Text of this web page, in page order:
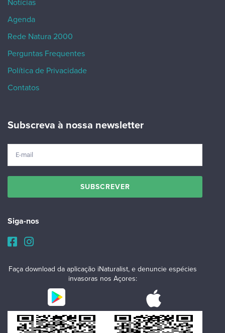
Notícias
Agenda
Rede Natura 2000
Perguntas Frequentes
Política de Privacidade
Contatos
Subscreva à nossa newsletter
Siga-nos
Faça download da aplicação iNaturalist, e denuncie espécies
invasoras nos Açores: